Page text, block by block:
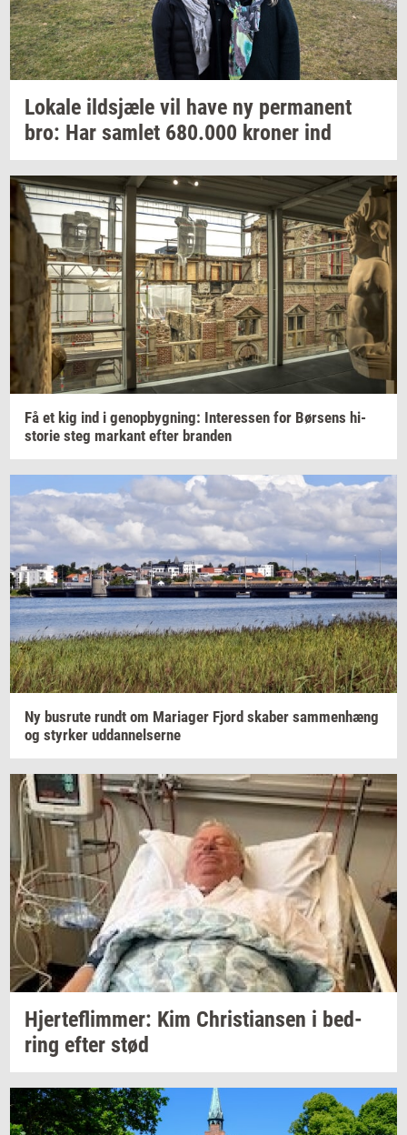
Lo­ka­le ildsjæ­le vil have ny per­ma­nent
bro: Har sam­let 680.000 kro­ner ind
Få et kig ind i genop­byg­ning: In­ter­es­sen for Bør­sens hi­
sto­rie steg mar­kant efter bran­den
Ny bus­ru­te rundt om Ma­ri­a­ger Fjord ska­ber sam­men­hæng
og styr­ker ud­dan­nel­ser­ne
Hjer­te­flim­mer: Kim Chri­sti­an­sen i bed­
ring efter stød